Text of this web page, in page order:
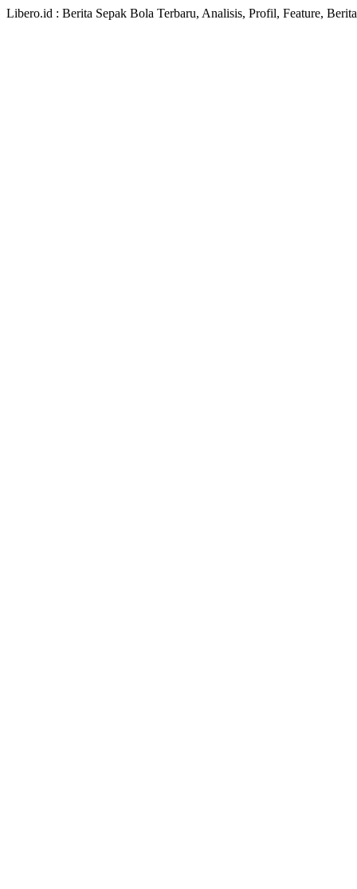
Libero.id : Berita Sepak Bola Terbaru, Analisis, Profil, Feature,